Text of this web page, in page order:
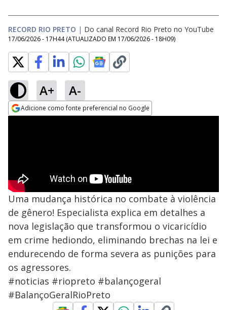
RECORD RIO PRETO | Do canal Record Rio Preto no YouTube
17/06/2026 - 17H44 (ATUALIZADO EM 17/06/2026 - 18H09)
A+ A-
Adicione como fonte preferencial no Google
Uma mudança histórica no combate à violência
de gênero! Especialista explica em detalhes a
nova legislação que transformou o vicaricídio
em crime hediondo, eliminando brechas na lei e
endurecendo de forma severa as punições para
os agressores.
#noticias #riopreto #balançogeral
#BalançoGeralRioPreto